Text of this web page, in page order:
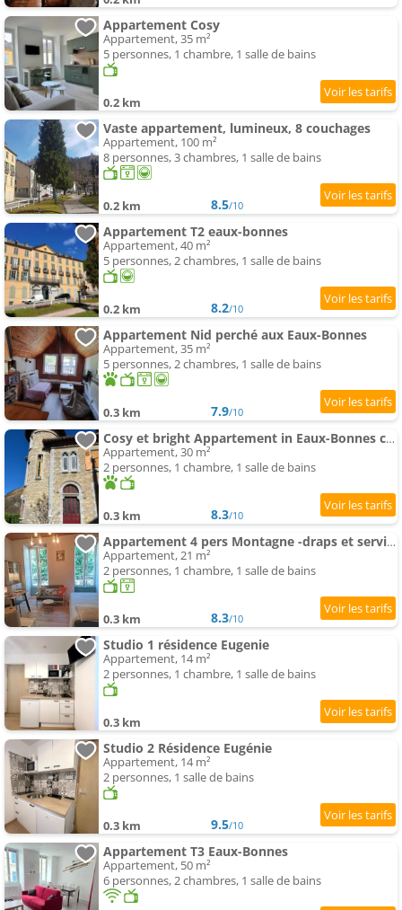
Appartement Cosy
Appartement, 35 m²
5 personnes, 1 chambre, 1 salle de bains
0.2 km
Vaste appartement, lumineux, 8 couchages
Appartement, 100 m²
8 personnes, 3 chambres, 1 salle de bains
0.2 km 8.5/10
Appartement T2 eaux-bonnes
Appartement, 40 m²
5 personnes, 2 chambres, 1 salle de bains
0.2 km 8.2/10
Appartement Nid perché aux Eaux-Bonnes
Appartement, 35 m²
5 personnes, 2 chambres, 1 salle de bains
0.3 km 7.9/10
Cosy et bright Appartement in Eaux-Bonnes center
Appartement, 30 m²
2 personnes, 1 chambre, 1 salle de bains
0.3 km 8.3/10
Appartement 4 pers Montagne -draps et serviettes non fournis-
Appartement, 21 m²
2 personnes, 1 chambre, 1 salle de bains
0.3 km 8.3/10
Studio 1 résidence Eugenie
Appartement, 14 m²
2 personnes, 1 chambre, 1 salle de bains
0.3 km
Studio 2 Résidence Eugénie
Appartement, 14 m²
2 personnes, 1 salle de bains
0.3 km 9.5/10
Appartement T3 Eaux-Bonnes
Appartement, 50 m²
6 personnes, 2 chambres, 1 salle de bains